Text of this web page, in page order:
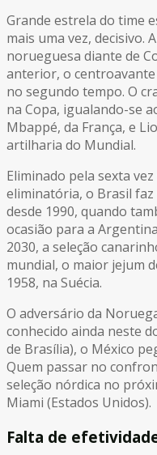
Grande estrela do time
mais uma vez, decisivo.
norueguesa diante de
anterior, o centroavante
no segundo tempo. O
na Copa, igualando-se
Mbappé, da França, e
artilharia do Mundial.
Eliminado pela sexta
eliminatória, o Brasil
desde 1990, quando
ocasião para a
2030, a seleção
mundial, o maior jejum
1958, na Suécia.
O adversário da
conhecido ainda neste
de Brasília), o México
Quem passar no
seleção nórdica no
Miami (Estados Unidos).
Falta de